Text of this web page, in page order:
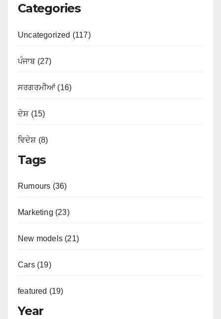
Categories
Uncategorized (117)
ਪੰਜਾਬ (27)
ਸਰਗਰਮੀਆਂ (16)
ਦੇਸ਼ (15)
ਵਿਦੇਸ਼ (8)
Tags
Rumours (36)
Marketing (23)
New models (21)
Cars (19)
featured (19)
Year